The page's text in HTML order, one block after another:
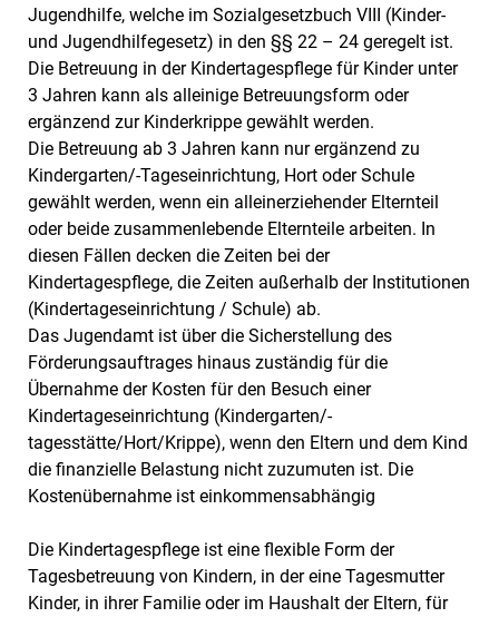
Jugendhilfe, welche im Sozialgesetzbuch VIII (Kinder-
und Jugendhilfegesetz) in den §§ 22 – 24 geregelt ist.
Die Betreuung in der Kindertagespflege für Kinder unter
3 Jahren kann als alleinige Betreuungsform oder
ergänzend zur Kinderkrippe gewählt werden.
Die Betreuung ab 3 Jahren kann nur ergänzend zu
Kindergarten/-Tageseinrichtung, Hort oder Schule
gewählt werden, wenn ein alleinerziehender Elternteil
oder beide zusammenlebende Elternteile arbeiten. In
diesen Fällen decken die Zeiten bei der
Kindertagespflege, die Zeiten außerhalb der Institutionen
(Kindertageseinrichtung / Schule) ab.
Das Jugendamt ist über die Sicherstellung des
Förderungsauftrages hinaus zuständig für die
Übernahme der Kosten für den Besuch einer
Kindertageseinrichtung (Kindergarten/-
tagesstätte/Hort/Krippe), wenn den Eltern und dem Kind
die finanzielle Belastung nicht zuzumuten ist. Die
Kostenübernahme ist einkommensabhängig
Die Kindertagespflege ist eine flexible Form der
Tagesbetreuung von Kindern, in der eine Tagesmutter
Kinder, in ihrer Familie oder im Haushalt der Eltern, für